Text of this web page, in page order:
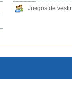
Juegos de vestir